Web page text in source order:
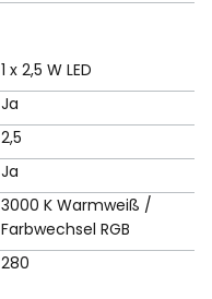
1 x 2,5 W LED
Ja
2,5
Ja
3000 K Warmweiß /
Farbwechsel RGB
280